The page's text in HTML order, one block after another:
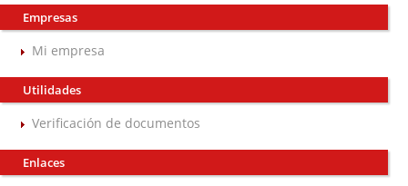
Empresas
Mi empresa
Utilidades
Verificación de documentos
Enlaces